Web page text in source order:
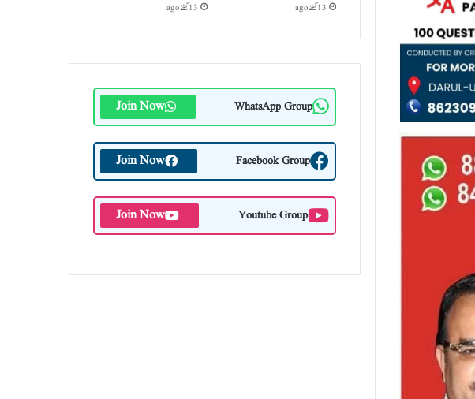
13 گھنٹے ago 13 گھنٹے ago
WhatsApp Group
Join Now
Facebook Group
Join Now
Youtube Group
Join Now